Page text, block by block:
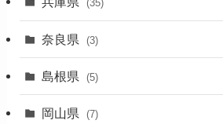
(35)
奈良県 (3)
島根県 (5)
岡山県 (7)